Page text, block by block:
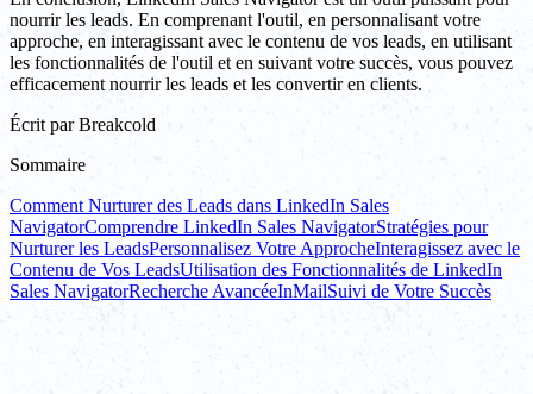
nourrir les leads. En comprenant l'outil, en personnalisant votre
approche, en interagissant avec le contenu de vos leads, en utilisant
les fonctionnalités de l'outil et en suivant votre succès, vous pouvez
efficacement nourrir les leads et les convertir en clients.
Écrit par Breakcold
Sommaire
Comment Nurturer des Leads dans LinkedIn Sales
NavigatorComprendre LinkedIn Sales NavigatorStratégies pour
Nurturer les LeadsPersonnalisez Votre ApprocheInteragissez avec le
Contenu de Vos LeadsUtilisation des Fonctionnalités de LinkedIn
Sales NavigatorRecherche AvancéeInMailSuivi de Votre Succès